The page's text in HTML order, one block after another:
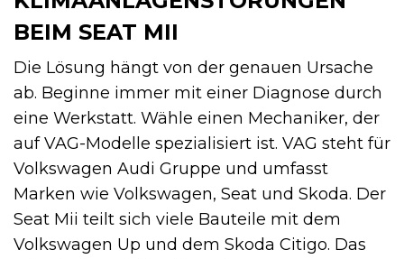
BEIM SEAT MII
Die Lösung hängt von der genauen Ursache
ab. Beginne immer mit einer Diagnose durch
eine Werkstatt. Wähle einen Mechaniker, der
auf VAG-Modelle spezialisiert ist. VAG steht für
Volkswagen Audi Gruppe und umfasst
Marken wie Volkswagen, Seat und Skoda. Der
Seat Mii teilt sich viele Bauteile mit dem
Volkswagen Up und dem Skoda Citigo. Das